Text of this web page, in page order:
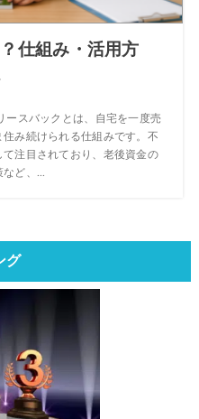
仕組み・活用方
ースバックとは、自宅を一度売
み続けられる仕組みです。不
注目されており、老後資金の
ど、...
グ